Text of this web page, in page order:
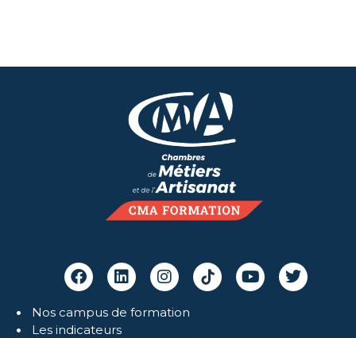
Nos campus de formation
Les indicateurs